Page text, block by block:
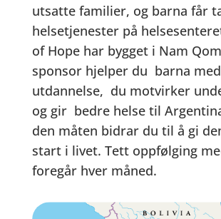
utsatte familier, og barna får
helsetjenester på
of Hope har bygget i Nam
sponsor hjelper du barna med
utdannelse, du motvirker
og gir bedre helse til
den måten bidrar du til å gi
start i livet. Tett oppfølging
foregår hver måned.